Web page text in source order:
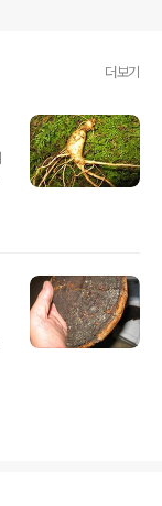
더보기